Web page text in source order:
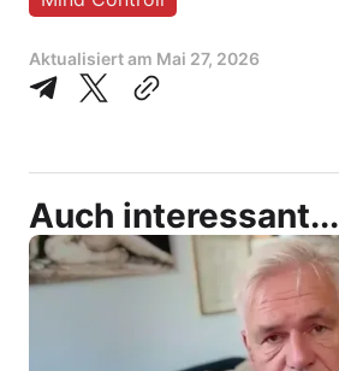
Aktualisiert am Mai 27, 2026
Auch interessant...